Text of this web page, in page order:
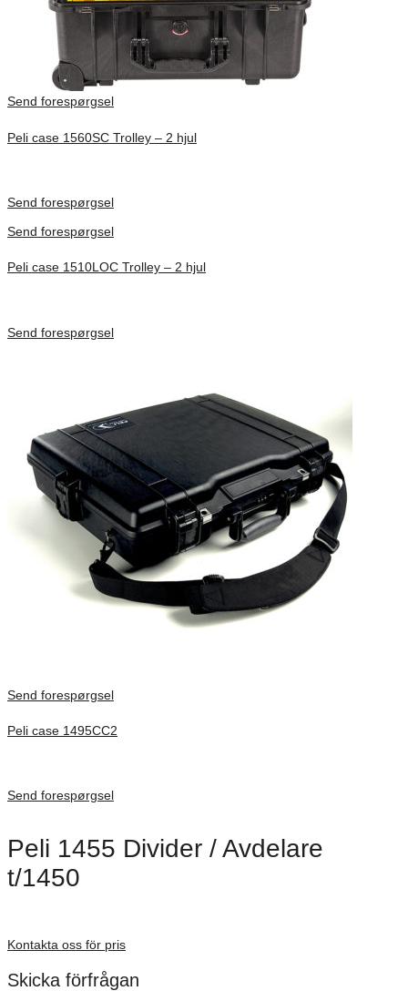
Send forespørgsel
Peli case 1560SC Trolley – 2 hjul
Send forespørgsel
Send forespørgsel
Peli case 1510LOC Trolley – 2 hjul
Send forespørgsel
Send forespørgsel
Peli case 1495CC2
Send forespørgsel
Peli 1455 Divider / Avdelare
t/1450
Kontakta oss för pris
Skicka förfrågan